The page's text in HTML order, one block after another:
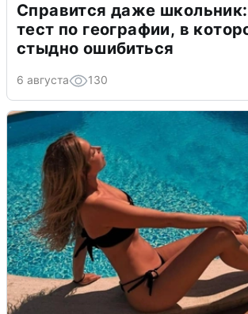
Справится даже
тест по географии, в
стыдно ошибиться
6 августа 130